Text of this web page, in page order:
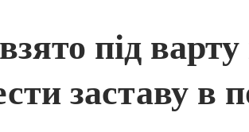
під варту
заставу в